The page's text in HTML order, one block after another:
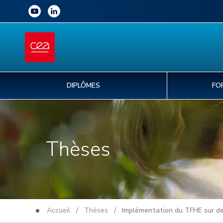
DIPLÔMES
Thèses
Accueil / Thèses / Implémentation du TFHE sur